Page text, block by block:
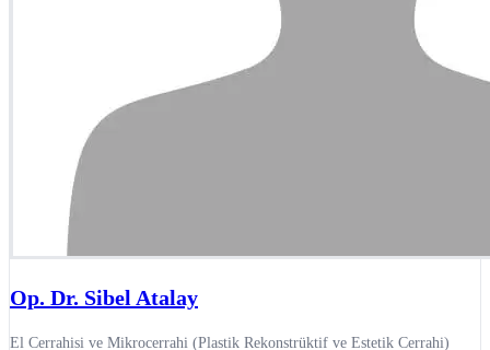
Op. Dr. Sibel Atalay
El Cerrahisi ve Mikrocerrahi (Plastik Rekonstrüktif ve Estetik Cerrahi)